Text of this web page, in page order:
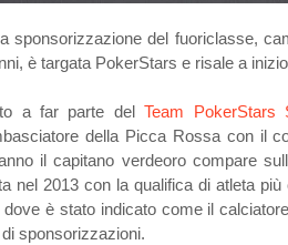
sponsorizzazione del fuoriclasse,
è targata PokerStars e risale a
a far parte delTeam PokerStars
della Picca Rossa con il
il capitano verdeoro compare
nel 2013 con la qualifica di atleta
è stato indicato come il
sponsorizzazioni.